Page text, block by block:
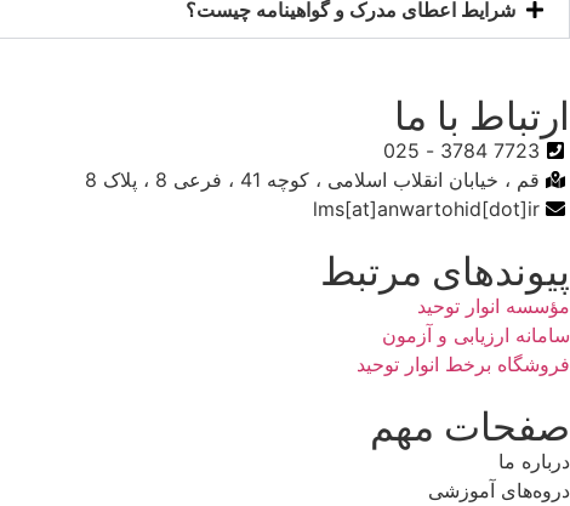
شرایط اعطای مدرک و گواهینامه چیست؟
ارتباط با ما
7723 3784 - 025
قم ، خیابان انقلاب اسلامی ، کوچه 41 ، فرعی 8 ، پلاک 8
lms[at]anwartohid[dot]ir
پیوندهای مرتبط
مؤسسه انوار توحید
سامانه ارزیابی و آزمون
فروشگاه برخط انوار توحید
صفحات مهم
درباره ما
دروه‌های آموزشی